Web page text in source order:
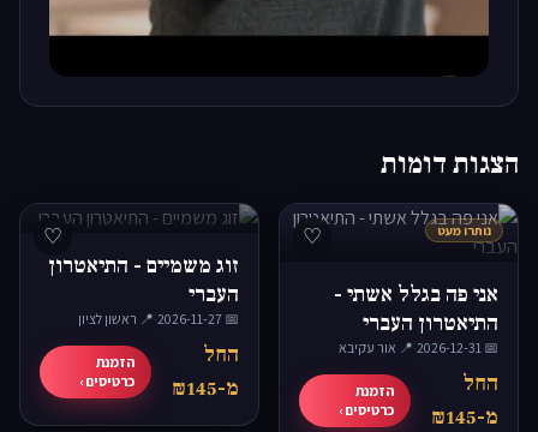
▶
הצגות דומות
♡ נותרו מעט
אני פה בגלל אשתי -
התיאטרון העברי
📅 2026-12-31
·📍 אור עקיבא
החל
מ-₪145
הזמנת
כרטיסים ›
♡
זוג משמיים - התיאטרון
העברי
📅 2026-11-27
·📍 ראשון לציון
החל
מ-₪145
הזמנת
כרטיסים ›